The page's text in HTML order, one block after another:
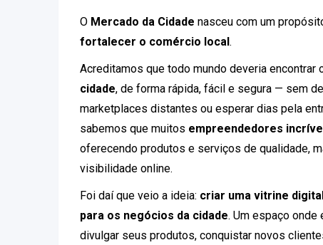
O Mercado da Cidade nasceu com um
fortalecer o comércio local.
Acreditamos que todo mundo deveria encontrar
cidade, de forma rápida, fácil e segura — sem
marketplaces distantes ou esperar dias pela
sabemos que muitos empreendedores
oferecendo produtos e serviços de qualidade,
visibilidade online.
Foi daí que veio a ideia: criar uma vitrine
para os negócios da cidade. Um espaço
divulgar seus produtos, conquistar novos